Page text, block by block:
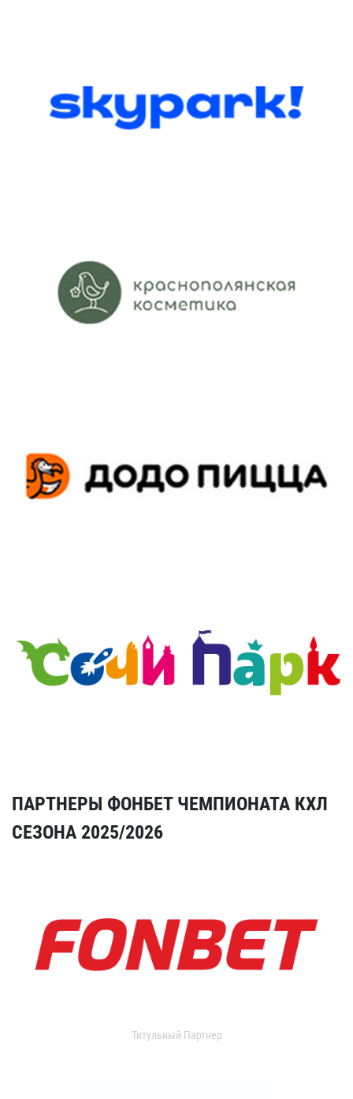
ПАРТНЕРЫ ФОНБЕТ ЧЕМПИОНАТА КХЛ
СЕЗОНА 2025/2026
Титульный Партнер